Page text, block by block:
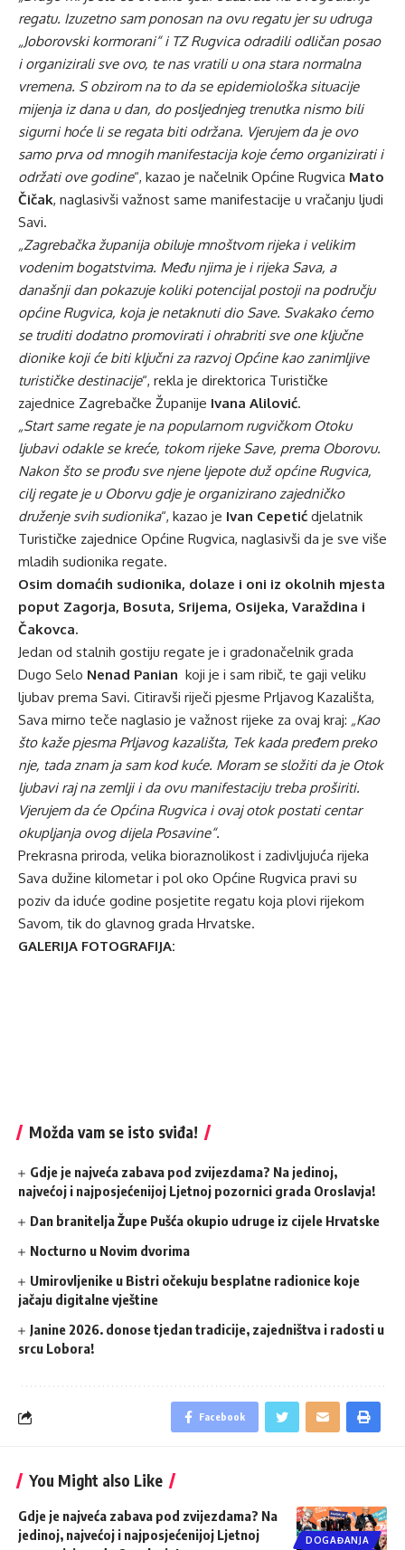
regatu. Izuzetno sam ponosan na ovu regatu jer su udruga
„Joborovski kormorani“ i TZ Rugvica odradili odličan posao
i organizirali sve ovo, te nas vratili u ona stara normalna
vremena. S obzirom na to da se epidemiološka situacije
mijenja iz dana u dan, do posljednjeg trenutka nismo bili
sigurni hoće li se regata biti održana. Vjerujem da je ovo
samo prva od mnogih manifestacija koje ćemo organizirati i
održati ove godine“, kazao je načelnik Općine Rugvica Mato
Čičak, naglasivši važnost same manifestacije u vračanju ljudi
Savi.
„Zagrebačka županija obiluje mnoštvom rijeka i velikim
vodenim bogatstvima. Među njima je i rijeka Sava, a
današnji dan pokazuje koliki potencijal postoji na području
općine Rugvica, koja je netaknuti dio Save. Svakako ćemo
se truditi dodatno promovirati i ohrabriti sve one ključne
dionike koji će biti ključni za razvoj Općine kao zanimljive
turističke destinacije“, rekla je direktorica Turističke
zajednice Zagrebačke Županije Ivana Alilović.
„Start same regate je na popularnom rugvičkom Otoku
ljubavi odakle se kreće, tokom rijeke Save, prema Oborovu.
Nakon što se prođu sve njene ljepote duž općine Rugvica,
cilj regate je u Oborvu gdje je organizirano zajedničko
druženje svih sudionika“, kazao je Ivan Cepetić djelatnik
Turističke zajednice Općine Rugvica, naglasivši da je sve više
mladih sudionika regate.
Osim domaćih sudionika, dolaze i oni iz okolnih mjesta
poput Zagorja, Bosuta, Srijema, Osijeka, Varaždina i
Čakovca.
Jedan od stalnih gostiju regate je i gradonačelnik grada
Dugo Selo Nenad Panian koji je i sam ribič, te gaji veliku
ljubav prema Savi. Citiravši riječi pjesme Prljavog Kazališta,
Sava mirno teče naglasio je važnost rijeke za ovaj kraj: „Kao
što kaže pjesma Prljavog kazališta, Tek kada pređem preko
nje, tada znam ja sam kod kuće. Moram se složiti da je Otok
ljubavi raj na zemlji i da ovu manifestaciju treba proširiti.
Vjerujem da će Općina Rugvica i ovaj otok postati centar
okupljanja ovog dijela Posavine“.
Prekrasna priroda, velika bioraznolikost i zadivljujuća rijeka
Sava dužine kilometar i pol oko Općine Rugvica pravi su
poziv da iduće godine posjetite regatu koja plovi rijekom
Savom, tik do glavnog grada Hrvatske.
GALERIJA FOTOGRAFIJA:
Možda vam se isto sviđa!
Gdje je najveća zabava pod zvijezdama? Na jedinoj,
najvećoj i najposjećenijoj Ljetnoj pozornici grada Oroslavja!
Dan branitelja Župe Pušća okupio udruge iz cijele Hrvatske
Nocturno u Novim dvorima
Umirovljenike u Bistri očekuju besplatne radionice koje
jačaju digitalne vještine
Janine 2026. donose tjedan tradicije, zajedništva i radosti u
srcu Lobora!
Facebook
You Might also Like
DOGAĐANJA
Gdje je najveća zabava pod zvijezdama? Na
jedinoj, najvećoj i najposjećenijoj Ljetnoj